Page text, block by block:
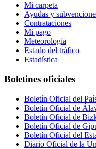
Mi carpeta
Ayudas y
Contrataciones
Mi pago
Meteorología
Estado del tráfico
Estadística
Boletines oficiales
Boletín Oficial del
Boletín Oficial de
Boletín Oficial de
Boletín Oficial de
Boletín Oficial del
Diario Oficial de la